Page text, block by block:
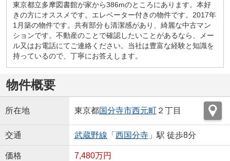
東京都立多摩図書館が家から386mのところにあります。本好
きの方にオススメです。エレベーター付きの物件です。2017年
1月築の物件です。共有部分も清潔感があり、綺麗な中古マン
ションです。不動産のことで確認したいことがあるなら、メー
ル又はお電話にてご連絡ください。当社は豊富な経験と知識を
持っているので、丁寧にお答えします。
物件概要
所在地 東京都国分寺市西元町２丁目
交通 武蔵野線 「 西国分寺」駅 徒歩8分
価格 7,480万円